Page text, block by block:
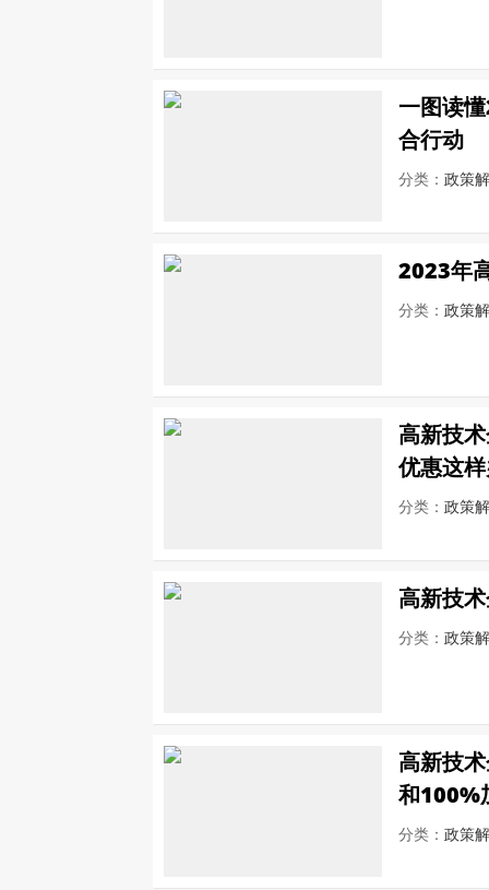
一图读
合行动
分类： 政策
2023年
分类： 政策
高新技
优惠这
分类： 政策
高新技
分类： 政策
高新技
和100%
分类： 政策